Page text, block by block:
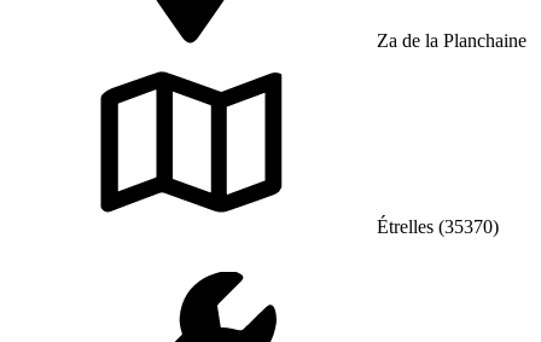
Za de la Planchaine
Étrelles (35370)